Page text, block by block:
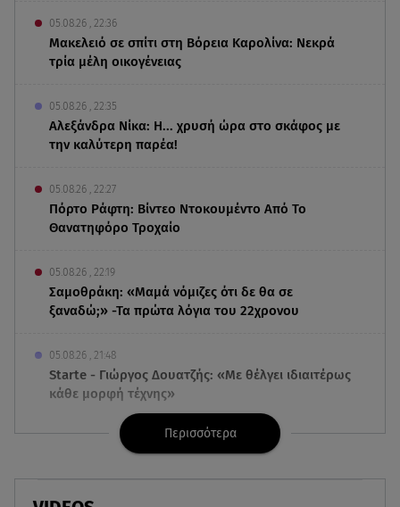
05.08.26 , 22:36
Μακελειό σε σπίτι στη Βόρεια Καρολίνα: Νεκρά
τρία μέλη οικογένειας
05.08.26 , 22:35
Αλεξάνδρα Νίκα: Η... χρυσή ώρα στο σκάφος με
την καλύτερη παρέα!
05.08.26 , 22:27
Πόρτο Ράφτη: Bίντεο Ντοκουμέντο Από Το
Θανατηφόρο Τροχαίο
05.08.26 , 22:19
Σαμοθράκη: «Μαμά νόμιζες ότι δε θα σε
ξαναδώ;» -Τα πρώτα λόγια του 22χρονου
05.08.26 , 21:48
Starte - Γιώργος Δουατζής: «Με θέλγει ιδιαιτέρως
κάθε μορφή τέχνης»
«Στην κόψη του ξυραφιού» οι συνομιλίες ΗΠΑ –
Ιράν
Περισσότερα